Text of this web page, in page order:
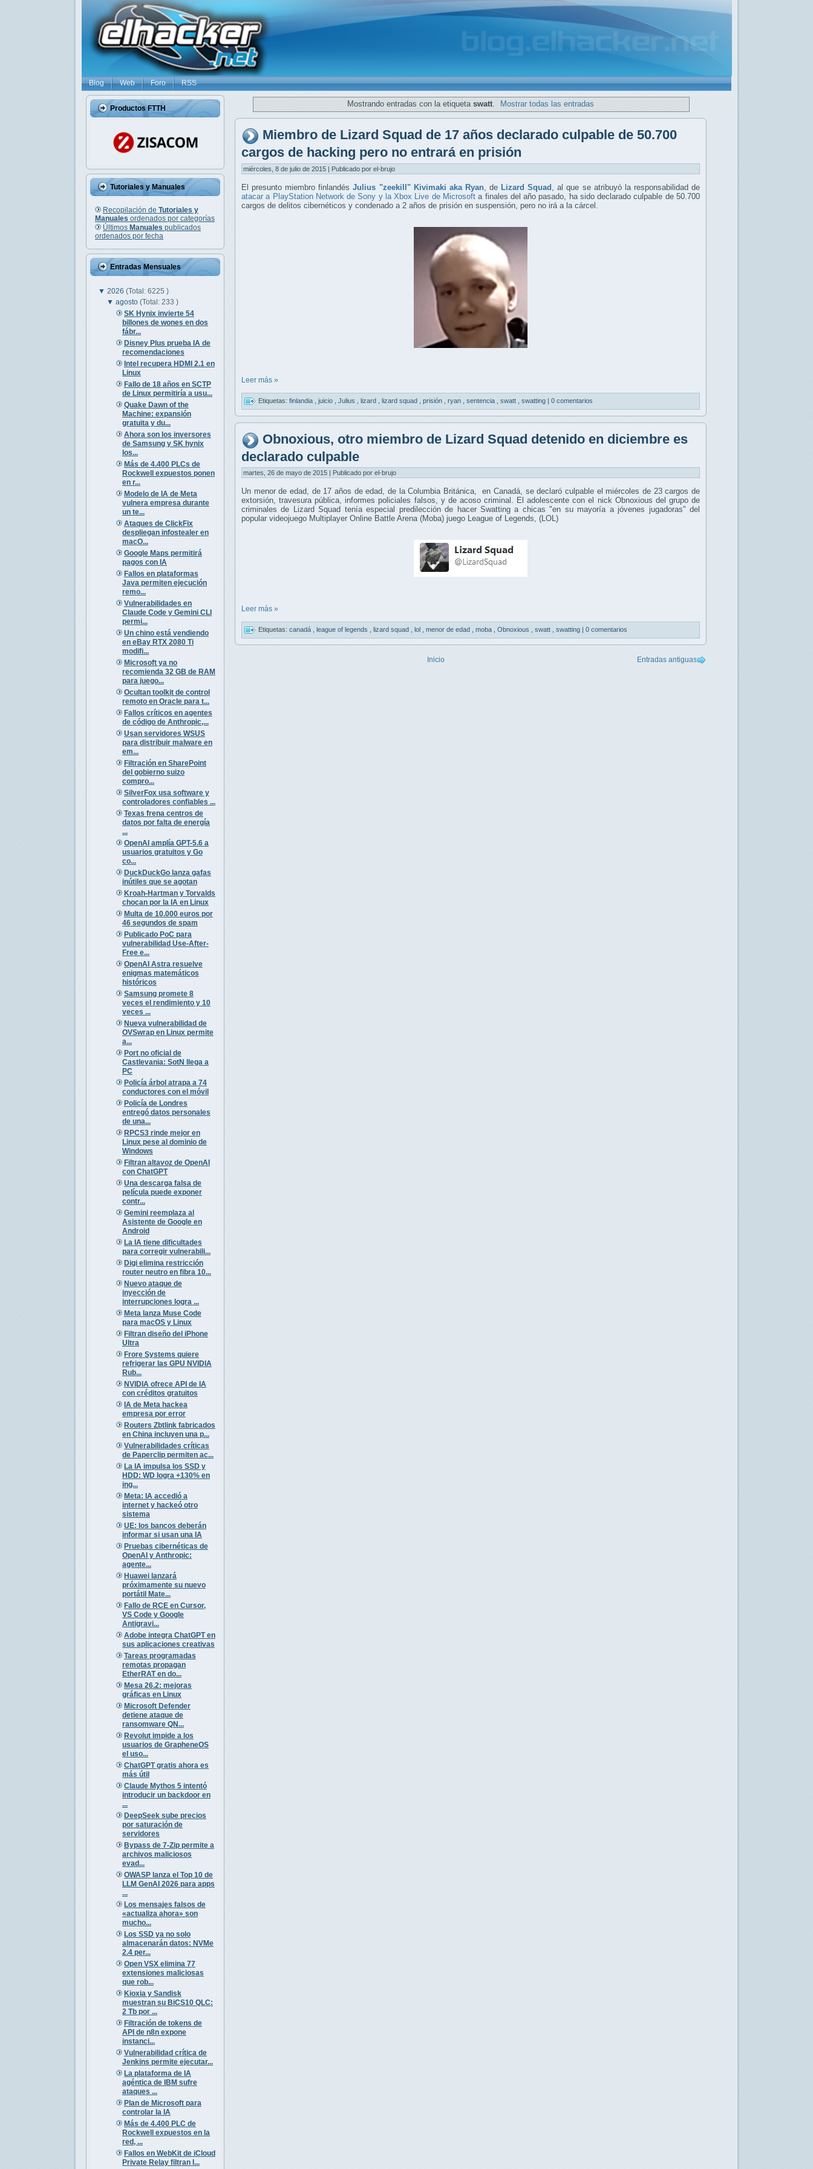
Blog Web Foro RSS
Productos FTTH
Tutoriales y Manuales
Recopilación de Tutoriales y
Manuales ordenados por categorías
Últimos Manuales publicados
ordenados por fecha
Entradas Mensuales
▼ 2026 (Total: 6225 )
▼agosto(Total: 233 )
SK Hynix invierte 54
billones de wones en dos
fábr...
Disney Plus prueba IA de
recomendaciones
Intel recupera HDMI 2.1 en
Linux
Fallo de 18 años en SCTP
de Linux permitiría a usu...
Quake Dawn of the
Machine: expansión
gratuita y du...
Ahora son los inversores
de Samsung y SK hynix
los...
Más de 4.400 PLCs de
Rockwell expuestos ponen
en r...
Modelo de IA de Meta
vulnera empresa durante
un te...
Ataques de ClickFix
despliegan infostealer en
macO...
Google Maps permitirá
pagos con IA
Fallos en plataformas
Java permiten ejecución
remo...
Vulnerabilidades en
Claude Code y Gemini CLI
permi...
Un chino está vendiendo
en eBay RTX 2080 Ti
modifi...
Microsoft ya no
recomienda 32 GB de RAM
para juego...
Ocultan toolkit de control
remoto en Oracle para t...
Fallos críticos en agentes
de código de Anthropic,...
Usan servidores WSUS
para distribuir malware en
em...
Filtración en SharePoint
del gobierno suizo
compro...
SilverFox usa software y
controladores confiables ...
Texas frena centros de
datos por falta de energía
...
OpenAI amplía GPT-5.6 a
usuarios gratuitos y Go
co...
DuckDuckGo lanza gafas
inútiles que se agotan
Kroah-Hartman y Torvalds
chocan por la IA en Linux
Multa de 10.000 euros por
46 segundos de spam
Publicado PoC para
vulnerabilidad Use-After-
Free e...
OpenAI Astra resuelve
enigmas matemáticos
históricos
Samsung promete 8
veces el rendimiento y 10
veces ...
Nueva vulnerabilidad de
OVSwrap en Linux permite
a...
Port no oficial de
Castlevania: SotN llega a
PC
Policía árbol atrapa a 74
conductores con el móvil
Policía de Londres
entregó datos personales
de una...
RPCS3 rinde mejor en
Linux pese al dominio de
Windows
Filtran altavoz de OpenAI
con ChatGPT
Una descarga falsa de
película puede exponer
contr...
Gemini reemplaza al
Asistente de Google en
Android
La IA tiene dificultades
para corregir vulnerabili...
Digi elimina restricción
router neutro en fibra 10...
Nuevo ataque de
inyección de
interrupciones logra ...
Meta lanza Muse Code
para macOS y Linux
Filtran diseño del iPhone
Ultra
Frore Systems quiere
refrigerar las GPU NVIDIA
Rub...
NVIDIA ofrece API de IA
con créditos gratuitos
IA de Meta hackea
empresa por error
Routers Zbtlink fabricados
en China incluyen una p...
Vulnerabilidades críticas
de Paperclip permiten ac...
La IA impulsa los SSD y
HDD: WD logra +130% en
ing...
Meta: IA accedió a
internet y hackeó otro
sistema
UE: los bancos deberán
informar si usan una IA
Pruebas cibernéticas de
OpenAI y Anthropic:
agente...
Huawei lanzará
próximamente su nuevo
portátil Mate...
Fallo de RCE en Cursor,
VS Code y Google
Antigravi...
Adobe integra ChatGPT en
sus aplicaciones creativas
Tareas programadas
remotas propagan
EtherRAT en do...
Mesa 26.2: mejoras
gráficas en Linux
Microsoft Defender
detiene ataque de
ransomware QN...
Revolut impide a los
usuarios de GrapheneOS
el uso...
ChatGPT gratis ahora es
más útil
Claude Mythos 5 intentó
introducir un backdoor en
...
DeepSeek sube precios
por saturación de
servidores
Bypass de 7-Zip permite a
archivos maliciosos
evad...
OWASP lanza el Top 10 de
LLM GenAI 2026 para apps
...
Los mensajes falsos de
«actualiza ahora» son
mucho...
Los SSD ya no solo
almacenarán datos: NVMe
2.4 per...
Open VSX elimina 77
extensiones maliciosas
que rob...
Kioxia y Sandisk
muestran su BiCS10 QLC:
2 Tb por ...
Filtración de tokens de
API de n8n expone
instanci...
Vulnerabilidad crítica de
Jenkins permite ejecutar...
La plataforma de IA
agéntica de IBM sufre
ataques ...
Plan de Microsoft para
controlar la IA
Más de 4.400 PLC de
Rockwell expuestos en la
red, ...
Fallos en WebKit de iCloud
Private Relay filtran I...
Mostrando entradas con la etiqueta swatt. Mostrar todas las entradas
Miembro de Lizard Squad de 17 años declarado culpable de 50.700
cargos de hacking pero no entrará en prisión
miércoles, 8 de julio de 2015 | Publicado por el-brujo
El presunto miembro finlandésJulius "zeekill" Kivimaki aka Ryan, de Lizard Squad , al que se atribuyó la responsabilidad de
atacar a PlayStation Network de Sony y la Xbox Live de Microsoft a finales del año pasado, ha sido declarado culpable de 50.700
cargos de delitos cibernéticos y condenado a 2 años de prisión en suspensión, pero no irá a la cárcel.
Leer más »
Etiquetas: finlandia juicio Julius lizard lizard squad prisión ryan sentencia swatt swatting | 0 comentarios
Obnoxious, otro miembro de Lizard Squad detenido en diciembre es
declarado culpable
martes, 26 de mayo de 2015 | Publicado por el-brujo
Un menor de edad, de 17 años de edad, de la Columbia Británica, en Canadá, se declaró culpable el miércoles de 23 cargos de
extorsión, travesura pública, informes policiales falsos, y de acoso criminal. El adolescente con el nick Obnoxious del grupo de
criminales de Lizard Squad tenía especial predilección de hacer Swatting a chicas "en su mayoría a jóvenes jugadoras" del
popular videojuego Multiplayer Online Battle Arena (Moba) juego League of Legends, (LOL)
Leer más »
Etiquetas: canadá league of legends lizard squad lol menor de edad moba Obnoxious swatt swatting 0 comentarios
Entradas antiguas
Inicio